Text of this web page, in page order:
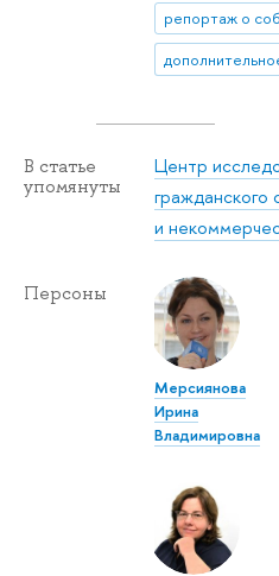
репортаж о
В статье
упомянуты
Центр
гражданского
и
Персоны
Мерсиянова
Ирина
Владимировна